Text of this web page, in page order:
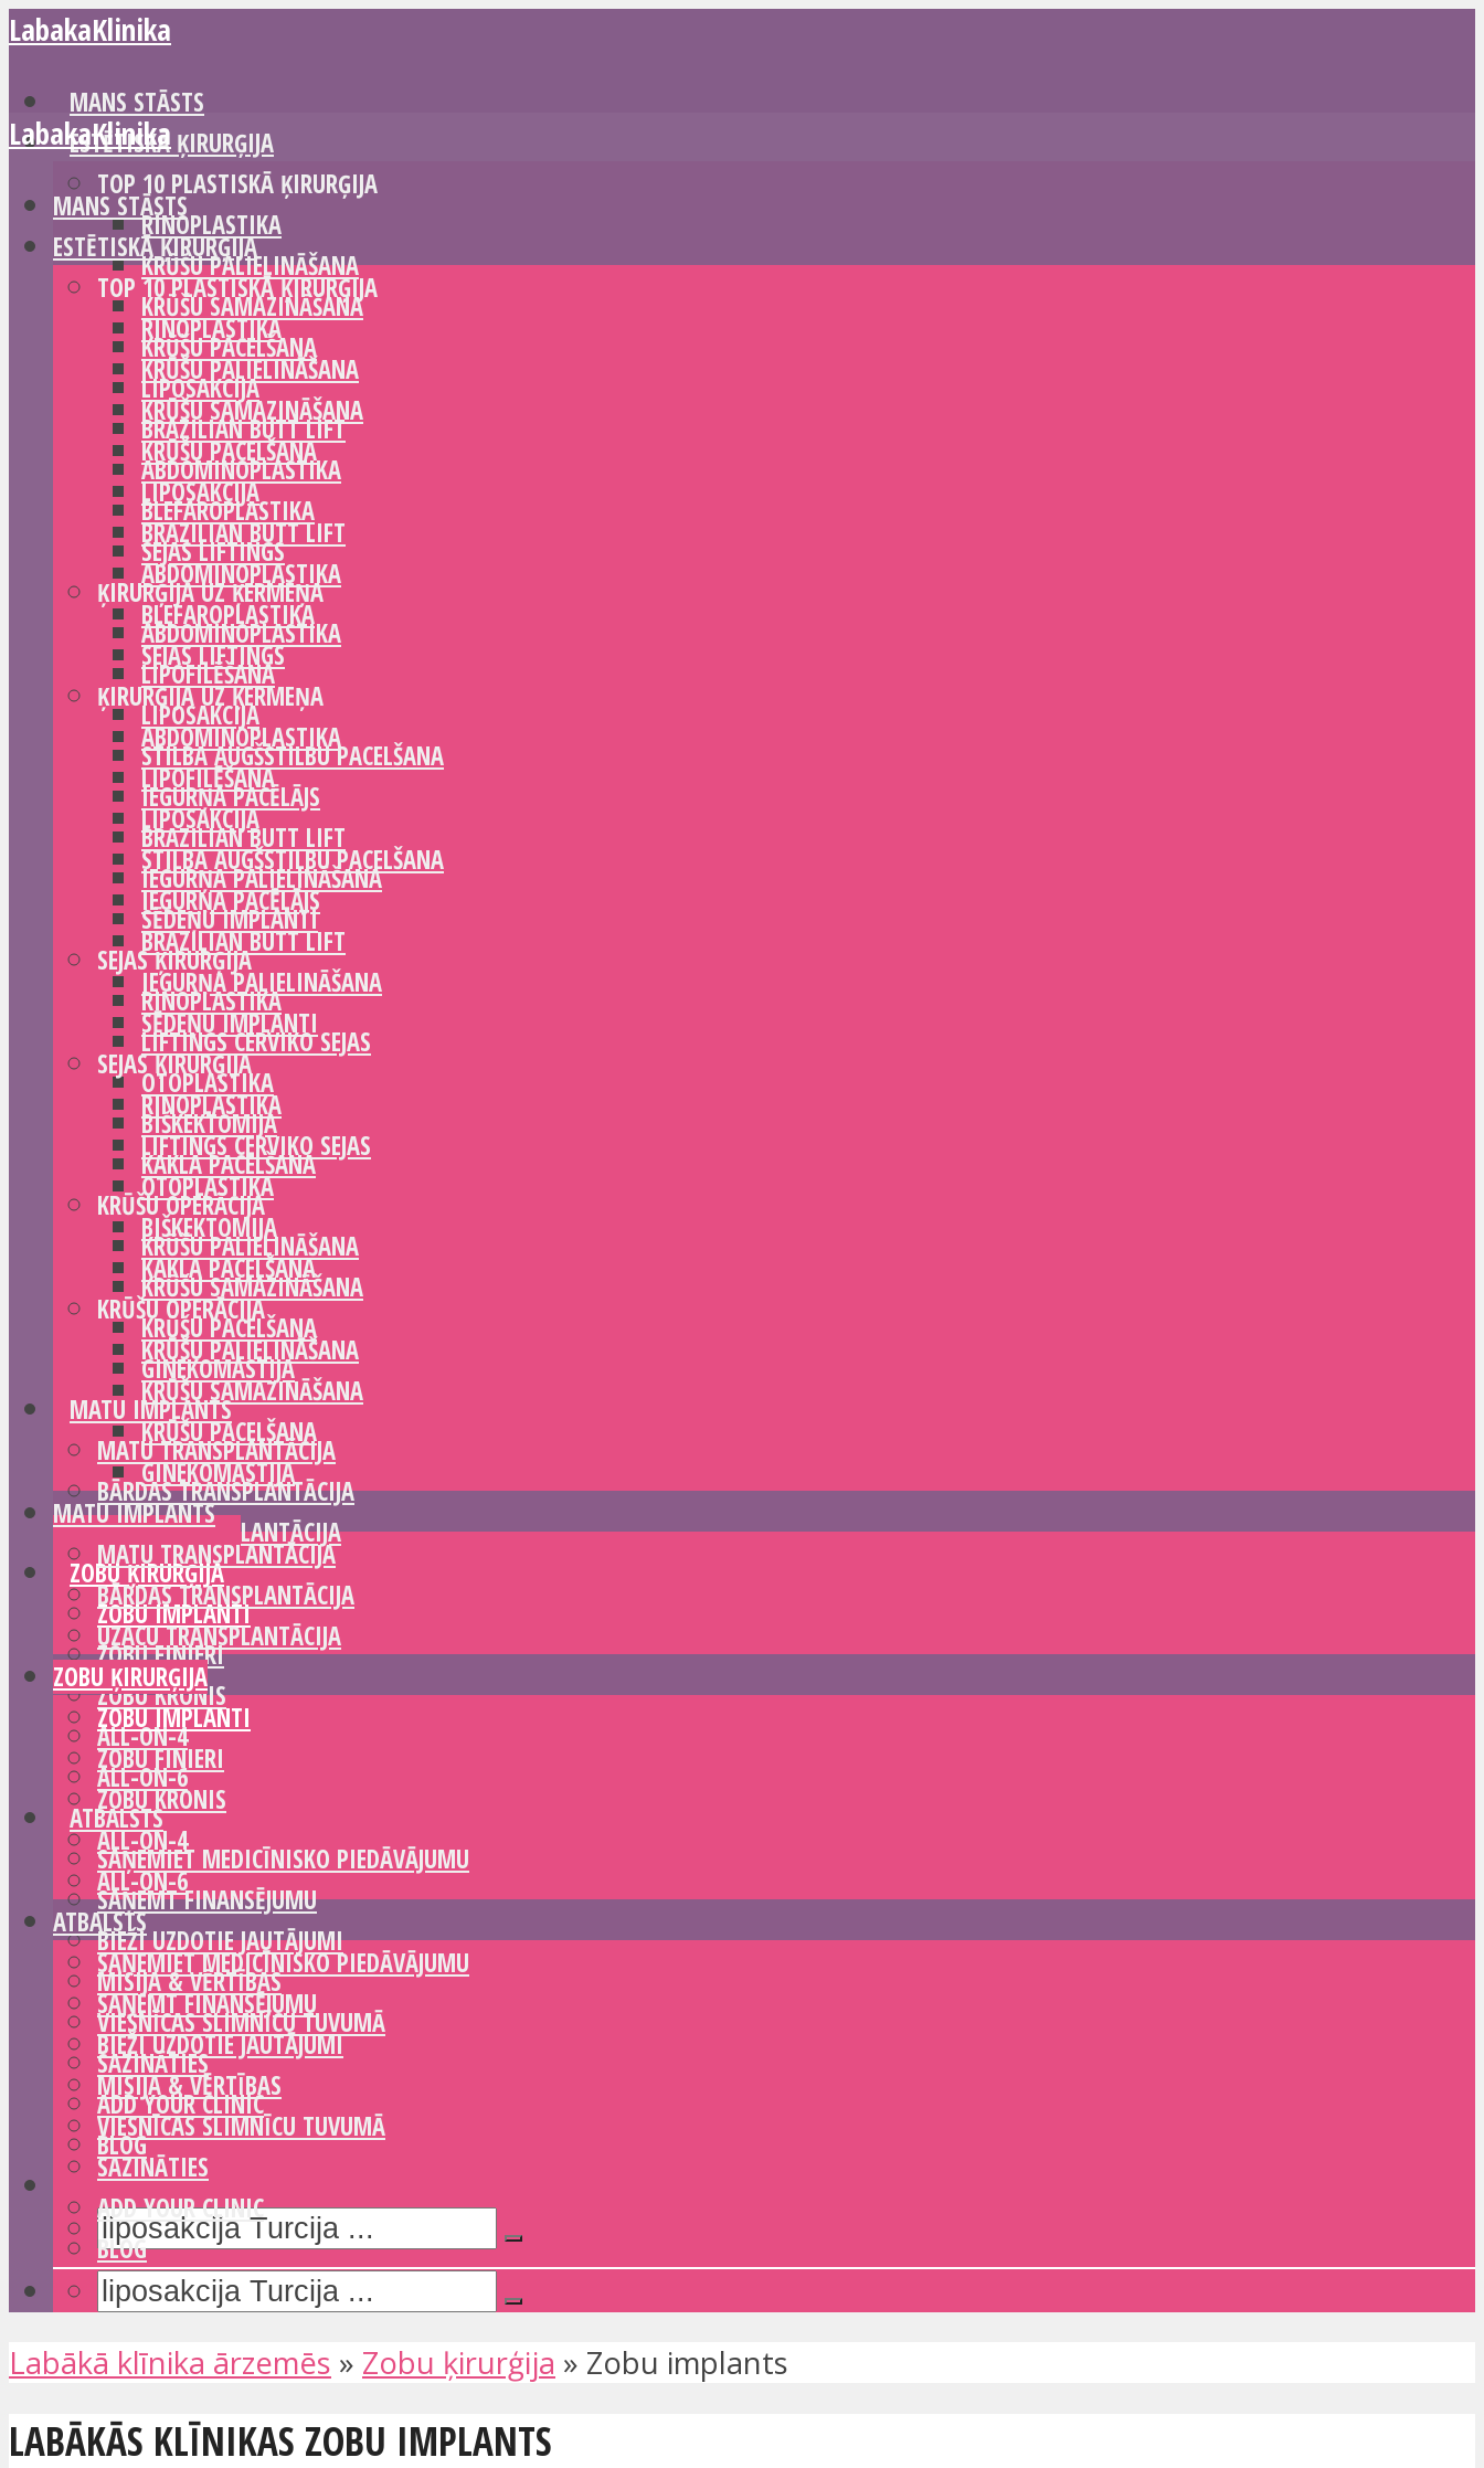
LabakaKlinika
MANS STĀSTS
ESTĒTISKĀ ĶIRURĢIJA
TOP 10 PLASTISKĀ ĶIRURĢIJA
RINOPLASTIKA
KRŪŠU PALIELINĀŠANA
KRŪŠU SAMAZINĀŠANA
KRŪŠU PACELŠANA
LIPOSAKCIJA
BRAZILIAN BUTT LIFT
ABDOMINOPLASTIKA
BLEFAROPLASTIKA
SEJAS LIFTINGS
ĶIRURĢIJA UZ ĶERMEŅA
ABDOMINOPLASTIKA
LIPOFILĒŠANA
LIPOSAKCIJA
STILBA AUGŠSTILBU PACELŠANA
IEGURŅA PACĒLĀJS
BRAZILIAN BUTT LIFT
IEGURŅA PALIELINĀŠANA
SĒDEŅU IMPLANTI
SEJAS ĶIRURĢIJA
RINOPLASTIKA
LIFTINGS CERVIKO SEJAS
OTOPLASTIKA
BIŠKEKTOMIJA
KAKLA PACELŠANA
KRŪŠU OPERĀCIJA
KRŪŠU PALIELINĀŠANA
KRŪŠU SAMAZINĀŠANA
KRŪŠU PACELŠANA
GINEKOMASTIJA
MATU IMPLANTS
MATU TRANSPLANTĀCIJA
BĀRDAS TRANSPLANTĀCIJA
UZACU TRANSPLANTĀCIJA
ZOBU ĶIRURĢIJA
ZOBU IMPLANTI
ZOBU FINIERI
ZOBU KRONIS
ALL-ON-4
ALL-ON-6
ATBALSTS
SAŅEMIET MEDICĪNISKO PIEDĀVĀJUMU
SAŅEMT FINANSĒJUMU
BIEŽI UZDOTIE JAUTĀJUMI
MISIJA & VĒRTĪBAS
VIESNĪCAS SLIMNĪCU TUVUMĀ
SAZINĀTIES
ADD YOUR CLINIC
BLOG
LabakaKlinika
MANS STĀSTS
ESTĒTISKĀ ĶIRURĢIJA
TOP 10 PLASTISKĀ ĶIRURĢIJA
RINOPLASTIKA
KRŪŠU PALIELINĀŠANA
KRŪŠU SAMAZINĀŠANA
KRŪŠU PACELŠANA
LIPOSAKCIJA
BRAZILIAN BUTT LIFT
ABDOMINOPLASTIKA
BLEFAROPLASTIKA
SEJAS LIFTINGS
ĶIRURĢIJA UZ ĶERMEŅA
ABDOMINOPLASTIKA
LIPOFILĒŠANA
LIPOSAKCIJA
STILBA AUGŠSTILBU PACELŠANA
IEGURŅA PACĒLĀJS
BRAZILIAN BUTT LIFT
IEGURŅA PALIELINĀŠANA
SĒDEŅU IMPLANTI
SEJAS ĶIRURĢIJA
RINOPLASTIKA
LIFTINGS CERVIKO SEJAS
OTOPLASTIKA
BIŠKEKTOMIJA
KAKLA PACELŠANA
KRŪŠU OPERĀCIJA
KRŪŠU PALIELINĀŠANA
KRŪŠU SAMAZINĀŠANA
KRŪŠU PACELŠANA
GINEKOMASTIJA
MATU IMPLANTS
MATU TRANSPLANTĀCIJA
BĀRDAS TRANSPLANTĀCIJA
UZACU TRANSPLANTĀCIJA
ZOBU ĶIRURĢIJA
ZOBU IMPLANTI
ZOBU FINIERI
ZOBU KRONIS
ALL-ON-4
ALL-ON-6
ATBALSTS
SAŅEMIET MEDICĪNISKO PIEDĀVĀJUMU
SAŅEMT FINANSĒJUMU
BIEŽI UZDOTIE JAUTĀJUMI
MISIJA & VĒRTĪBAS
VIESNĪCAS SLIMNĪCU TUVUMĀ
SAZINĀTIES
ADD YOUR CLINIC
BLOG
Labākā klīnika ārzemēs » Zobu ķirurģija » Zobu implants
LABĀKĀS KLĪNIKAS ZOBU IMPLANTS